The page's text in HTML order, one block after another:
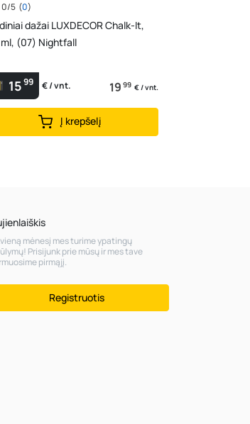
0/5 (0)
dažai LUXDECOR Chalk-It,
(07) Nightfall
1599 € / vnt. 19 99 € / vnt.
Į krepšelį
mėnesį mes turime ypatingų
Prisijunk prie mūsų ir mes tave
pirmąjį.
Registruotis